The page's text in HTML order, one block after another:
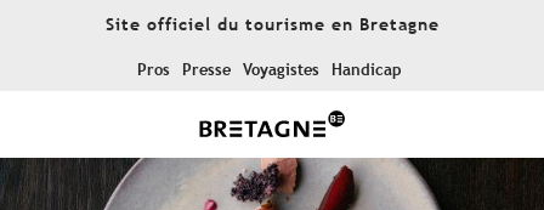
Site officiel du tourisme en Bretagne
Pros Presse Voyagistes Handicap